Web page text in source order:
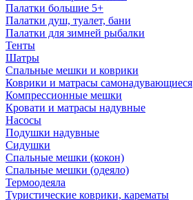
Палатки большие 5+
Палатки душ, туалет, бани
Палатки для зимней рыбалки
Тенты
Шатры
Спальные мешки и коврики
Коврики и матрасы самонадувающиеся
Компрессионные мешки
Кровати и матрасы надувные
Насосы
Подушки надувные
Сидушки
Спальные мешки (кокон)
Спальные мешки (одеяло)
Термоодеяла
Туристические коврики, карематы